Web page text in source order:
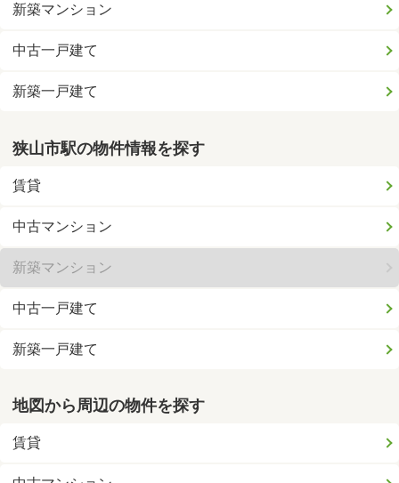
新築マンション
中古一戸建て
新築一戸建て
狭山市駅の物件情報を探す
賃貸
中古マンション
新築マンション
中古一戸建て
新築一戸建て
地図から周辺の物件を探す
賃貸